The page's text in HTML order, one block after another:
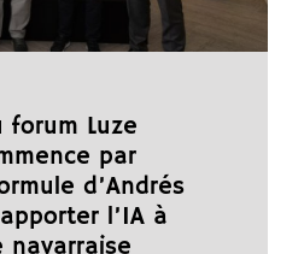
forum Luze
par
d’Andrés
l’IA à
navarraise